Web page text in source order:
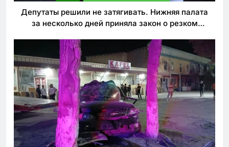
Депутаты решили не затягивать. Нижняя палата
за несколько дней приняла закон о резком